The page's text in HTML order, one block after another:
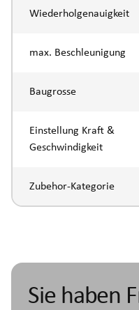
Wiederholgenauigkeit
max. Beschleunigung
Baugrosse
Einstellung Kraft &
Geschwindigkeit
Zubehor-Kategorie
Sie haben